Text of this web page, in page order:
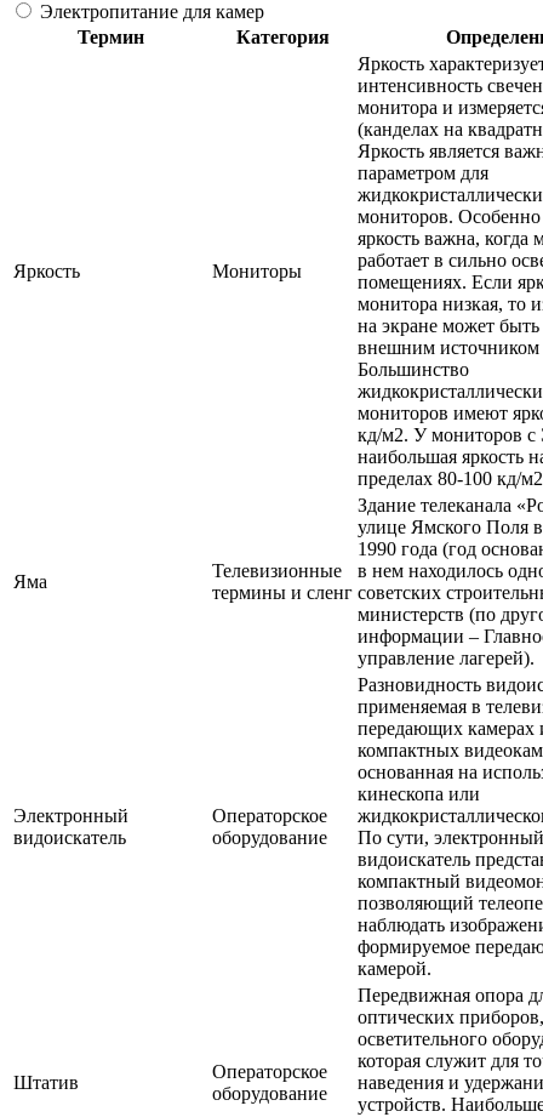
Электропитание для камер
Термин
Категория
Яркость Мониторы
Яркость
интенсивность
монитора и
(канделах на
Яркость является
параметром для
мониторов. Особенно
яркость важна, когда
работает в сильно
помещениях. Если
монитора низкая, то
на экране может быть
внешним источником
Большинство
мониторов имеют
кд/м2. У мониторов
наибольшая яркость
пределах 80-100 кд/
Яма
Телевизионные
термины и сленг
Здание телеканала
улице Ямского Поля
1990 года (год
в нем находилось
советских
министерств (по
информации –
управление лагерей).
Электронный
видоискатель
Операторское
оборудование
Разновидность
применяемая в
передающих камерах
компактных
основанная на
кинескопа или
По сути, электронный
видоискатель
компактный
позволяющий
наблюдать
формируемое
камерой.
Штатив
Операторское
оборудование
Передвижная опора
оптических приборов,
осветительного
которая служит для
наведения и
устройств.